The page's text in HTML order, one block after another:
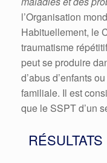
l’Organisation
Habituellement, le
traumatisme
peut se produire
d’abus d’enfants
familiale. Il est
que le SSPT d’un
RÉSULTATS